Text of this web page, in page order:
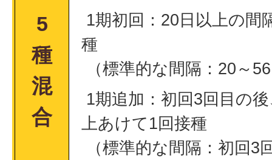
5
種
混
合
1期初回：20日以上の間
種
（標準的な間隔：20～
1期追加：初回3回目の
上あけて1回接種
（標準的な間隔：初回3